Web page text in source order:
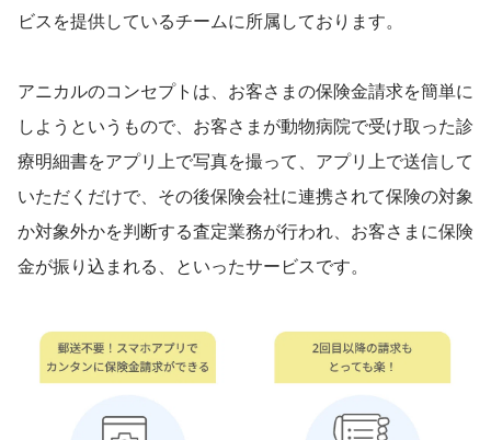
ビスを提供しているチームに所属しております。
アニカルのコンセプトは、お客さまの保険金請求を簡単に
しようというもので、お客さまが動物病院で受け取った診
療明細書をアプリ上で写真を撮って、アプリ上で送信して
いただくだけで、その後保険会社に連携されて保険の対象
か対象外かを判断する査定業務が行われ、お客さまに保険
金が振り込まれる、といったサービスです。